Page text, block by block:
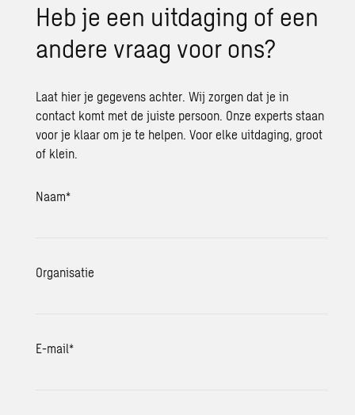
Heb je een uitdaging of een
andere vraag voor ons?
Laat hier je gegevens achter. Wij zorgen dat je in
contact komt met de juiste persoon. Onze experts staan
voor je klaar om je te helpen. Voor elke uitdaging, groot
of klein.
Naam*
Organisatie
E-mail*